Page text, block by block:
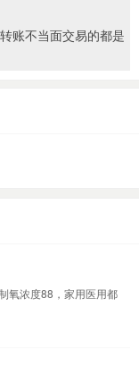
账不当面交易的都是
氧浓度88，家用医用都